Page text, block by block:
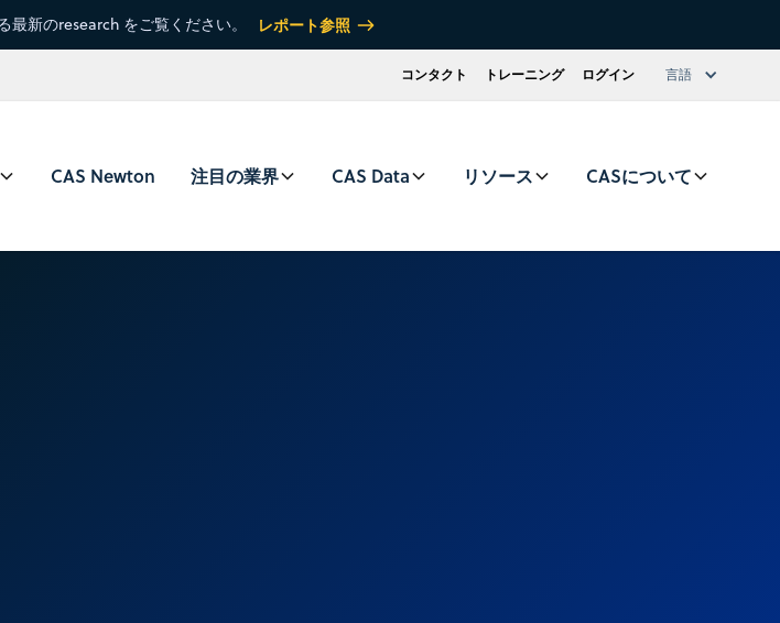
新のresearch をご覧ください。 レポート参照
コンタクト トレーニング ログイン 言語
CAS Newton 注目の業界 CAS Data リソース CASについて